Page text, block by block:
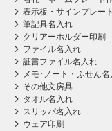
表示板・サインプレー
筆記具名入れ
クリアーホルダー印刷
ファイル名入れ
証書ファイル名入れ
メモ･ノート・ふせん名
その他文房具
タオル名入れ
スリッパ名入れ
ウェア印刷